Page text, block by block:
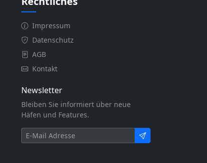
Impressum
Datenschutz
AGB
Kontakt
Newsletter
Bleiben Sie informiert über neue
Häfen und Features.